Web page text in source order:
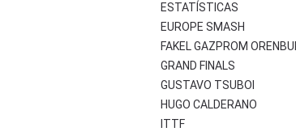
ESTATÍSTICAS
EUROPE SMASH
FAKEL GAZPROM
GRAND FINALS
GUSTAVO TSUBOI
HUGO CALDERANO
ITTF